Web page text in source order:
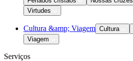
Virtudes
Cultura &amp; Viagem Cultura
Viagem
Serviços